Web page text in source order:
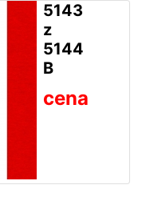
5143
z
5144
B
cena